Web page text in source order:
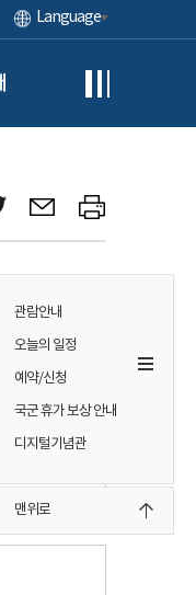
Language
관람안내
오늘의 일정
예약/신청
국군 휴가 보상 안내
디지털기념관
맨위로
·